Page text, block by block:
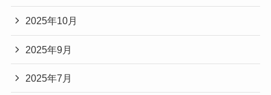
2025年10月
2025年9月
2025年7月